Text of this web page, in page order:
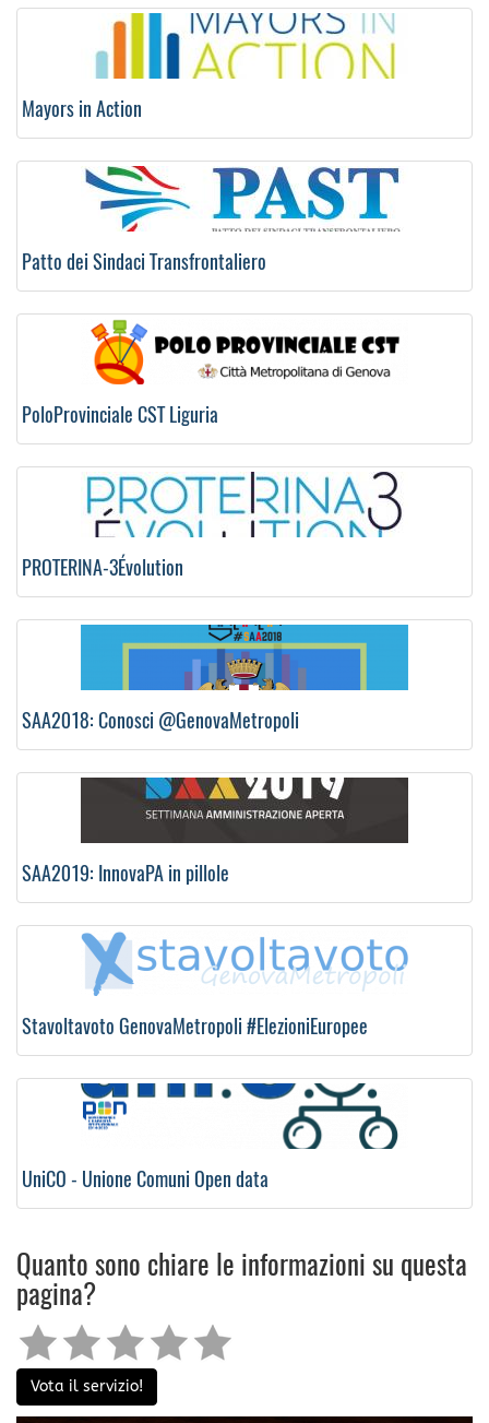
Mayors in Action
Patto dei Sindaci Transfrontaliero
PoloProvinciale CST Liguria
PROTERINA-3Évolution
SAA2018: Conosci @GenovaMetropoli
SAA2019: InnovaPA in pillole
Stavoltavoto GenovaMetropoli #ElezioniEuropee
UniCO - Unione Comuni Open data
Quanto sono chiare le informazioni su questa
pagina?
Vota il servizio!